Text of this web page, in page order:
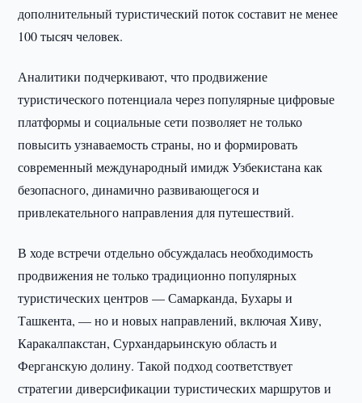
дополнительный туристический поток составит не менее
100 тысяч человек.
Аналитики подчеркивают, что продвижение
туристического потенциала через популярные цифровые
платформы и социальные сети позволяет не только
повысить узнаваемость страны, но и формировать
современный международный имидж Узбекистана как
безопасного, динамично развивающегося и
привлекательного направления для путешествий.
В ходе встречи отдельно обсуждалась необходимость
продвижения не только традиционно популярных
туристических центров — Самарканда, Бухары и
Ташкента, — но и новых направлений, включая Хиву,
Каракалпакстан, Сурхандарьинскую область и
Ферганскую долину. Такой подход соответствует
стратегии диверсификации туристических маршрутов и